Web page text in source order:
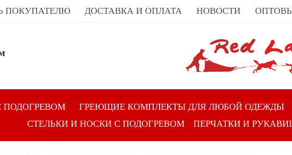
ПОКУПАТЕЛЮ ДОСТАВКА И ОПЛАТА НОВОСТИ
ПОДОГРЕВОМ ГРЕЮЩИЕ КОМПЛЕКТЫ ДЛЯ ЛЮБОЙ ОДЕЖДЫ
СТЕЛЬКИ И НОСКИ С ПОДОГРЕВОМ
ПЕРЧАТКИ И